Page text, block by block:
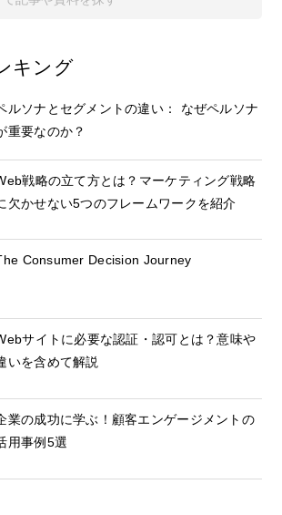
キング
ルソナとセグメントの違い： なぜペルソナ
重要なのか？
戦略の立て方とは？マーケティング戦略
欠かせない5つのフレームワークを紹介
Consumer Decision Journey
サイトに必要な認証・認可とは？意味や
いを含めて解説
業の成功に学ぶ！顧客エンゲージメントの
用事例5選